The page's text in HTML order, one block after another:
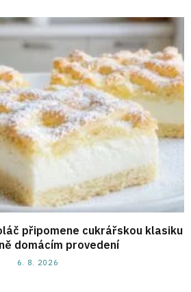
připomene cukrářskou klasiku
domácím provedení
6. 8. 2026